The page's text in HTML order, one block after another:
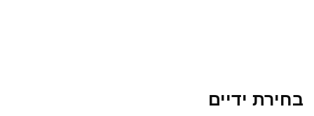
בחירת ידיים